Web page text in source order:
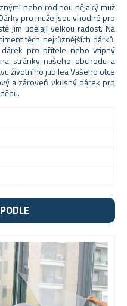
nebo rodinou nějaký muž
pro muže jsou vhodné pro
jim udělají velkou radost. Na
těch nejrůznějších dárků.
pro přítele nebo vtipný
stránky našeho obchodu a
životního jubilea Vašeho otce
a zároveň vkusný dárek pro